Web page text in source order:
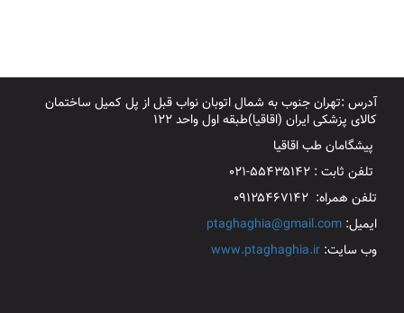
آدرس :تهران جنوب به شمال اتوبان نواب قبل از پل کمیل ساختمان
کالای پزشکی ایران (اقاقیا)طبقه اول واحد ۱۲۲
پیشگامان طب اقاقیا
تلفن ثابت : ۵۵۴۳۵۱۴۲-۰۲۱
تلفن همراه: ۰۹۱۲۵۴۶۷۱۴۲
ایمیل: ptaghaghia@gmail.com
وب سایت: www.ptaghaghia.ir